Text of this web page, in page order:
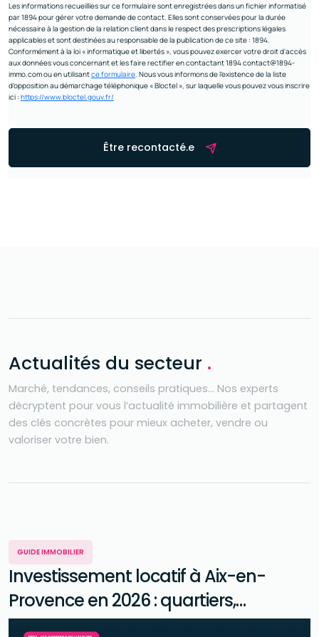
Les informations recueillies sur ce formulaire sont enregistrées dans un fichier informatisé
par 1894 pour gérer votre demande de contact. Elles sont conservées pour la durée
nécessaire à la gestion de la relation client dans le respect des prescriptions légales
applicables et sont destinées au responsable de la publication de ce site : 1894.
Conformément à la loi « informatique et libertés », vous pouvez exercer votre droit d'accès
aux données vous concernant et les faire rectifier en contactant 1894 contact@1894-
immo.com ou en utilisantce formulaire. Nous vous informons de l’existence de la liste
d'opposition au démarchage téléphonique « Bloctel », sur laquelle vous pouvez vous inscrire
ici : https://www.bloctel.gouv.fr/
Être recontacté.e
Actualités du secteur .
Marché, tendances, conseils pratiques… Nos experts
décryptent pour vous l’actualité immobilière et partagent
des clés concrètes pour mieux acheter, vendre ou
valoriser votre bien.
GUIDE IMMOBILIER
Investissement locatif à Aix-en-
Provence en 2026 : quartiers,
rendement et stratégie